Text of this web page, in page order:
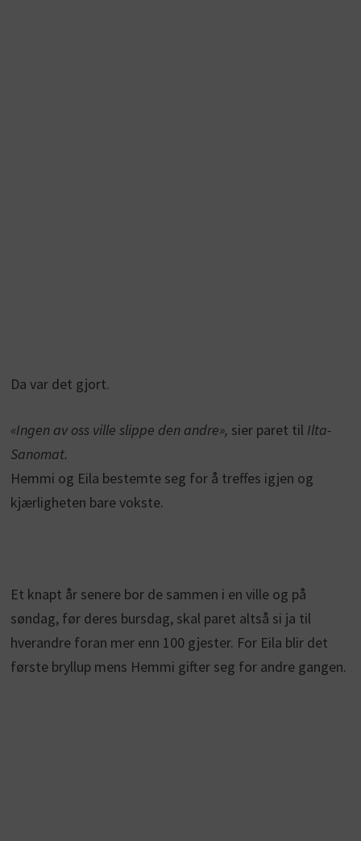
Da var det gjort.
«Ingen av oss ville slippe den andre», sier paret til Ilta-
Sanomat.
Hemmi og Eila bestemte seg for å treffes igjen og
kjærligheten bare vokste.
Et knapt år senere bor de sammen i en ville og på
søndag, før deres bursdag, skal paret altså si ja til
hverandre foran mer enn 100 gjester. For Eila blir det
første bryllup mens Hemmi gifter seg for andre gangen.